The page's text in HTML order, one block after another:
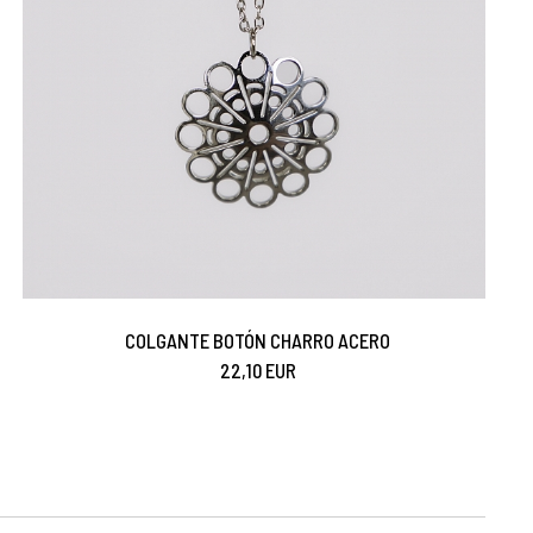
COLGANTE BOTÓN CHARRO ACERO
22,10 EUR